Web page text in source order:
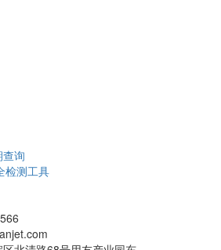
询
检测工具